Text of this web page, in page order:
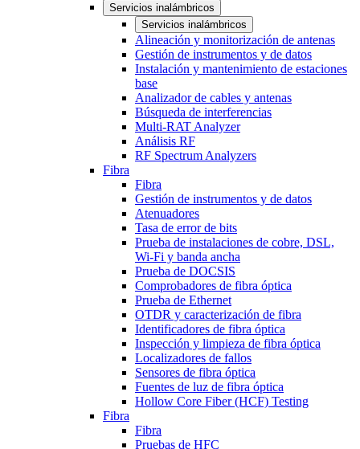
Servicios inalámbricos
Servicios inalámbricos
Alineación y monitorización de antenas
Gestión de instrumentos y de datos
Instalación y mantenimiento de estaciones
base
Analizador de cables y antenas
Búsqueda de interferencias
Multi-RAT Analyzer
Análisis RF
RF Spectrum Analyzers
Fibra
Fibra
Gestión de instrumentos y de datos
Atenuadores
Tasa de error de bits
Prueba de instalaciones de cobre, DSL,
Wi-Fi y banda ancha
Prueba de DOCSIS
Comprobadores de fibra óptica
Prueba de Ethernet
OTDR y caracterización de fibra
Identificadores de fibra óptica
Inspección y limpieza de fibra óptica
Localizadores de fallos
Sensores de fibra óptica
Fuentes de luz de fibra óptica
Hollow Core Fiber (HCF) Testing
Fibra
Fibra
Pruebas de HFC